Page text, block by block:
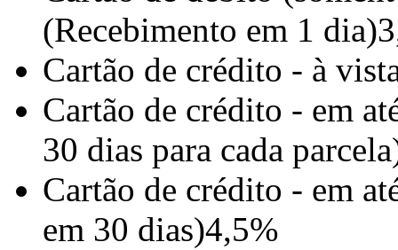
(Recebimento em 1 dia)
Cartão de crédito - à
Cartão de crédito - em
30 dias para cada
Cartão de crédito - em
em 30 dias)4,5%